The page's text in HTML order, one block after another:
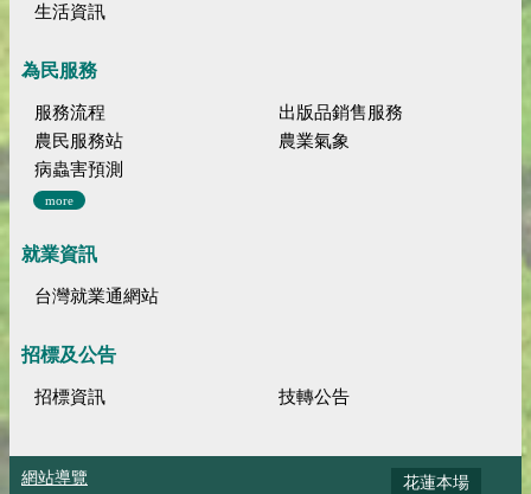
生活資訊
為民服務
服務流程
出版品銷售服務
農民服務站
農業氣象
病蟲害預測
more
就業資訊
台灣就業通網站
招標及公告
招標資訊 技轉公告
網站導覽
花蓮本場